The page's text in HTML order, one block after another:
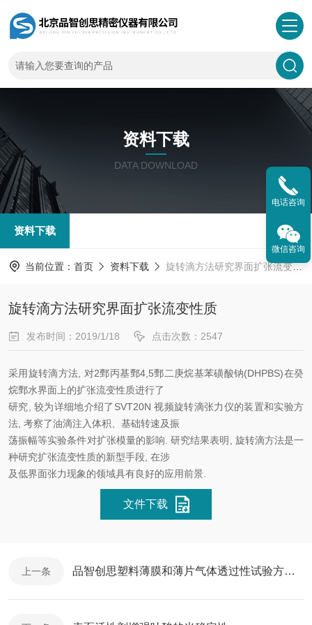
资料下载
DATA DOWNLOAD
资料下载
当前位置： 首页 资料下载 旋转滴方法研究界面扩张流变性质
旋转滴方法研究界面扩张流变性质
发布时间：2019/1/18 点击次数：2547
采用旋转滴方法, 对2鄄丙基鄄4,5鄄二庚烷基苯磺酸钠(DHPBS)在癸
烷鄄水界面上的扩张流变性质进行了
研究, 较为详细地介绍了SVT20N 视频旋转滴张力仪的装置和实验方
法, 考察了油滴注入体积、基础转速及振
荡振幅等实验条件对扩张模量的影响. 研究结果表明, 旋转滴方法是一
种研究扩张流变性质的新型手段, 在涉
及低界面张力现象的领域具有良好的应用前景.
文件下载
上一条 品智创思塑料薄膜和薄片气体透过性试验方法_压差法
电话咨询
微信咨询